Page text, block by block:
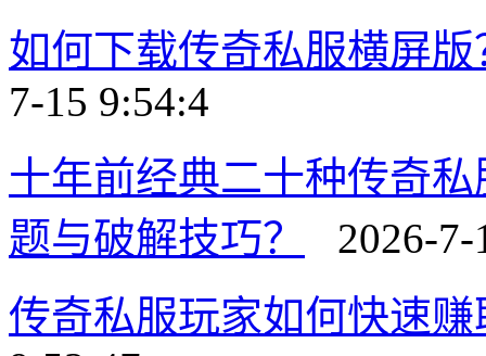
如何下载传奇私服横屏
7-15 9:54:4
十年前经典二十种传奇
题与破解技巧？
2026-7-
传奇私服玩家如何快速